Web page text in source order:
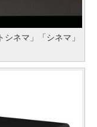
ネマ」「シネマ」